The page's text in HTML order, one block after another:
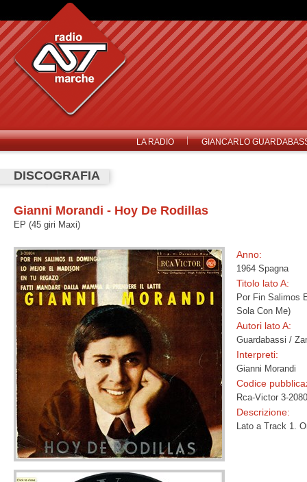
LA RADIO GIANCARLO
DISCOGRAFIA
Gianni Morandi - Hoy De Rodillas
EP (45 giri Maxi)
Anno:
1964 Spagna
Titolo lato A:
Por Fin Salimos
Sola Con Me)
Autori lato A:
Guardabassi /
Interpreti:
Gianni Morandi
Codice
Rca-Victor 3-
Descrizione:
Lato a Track 1.